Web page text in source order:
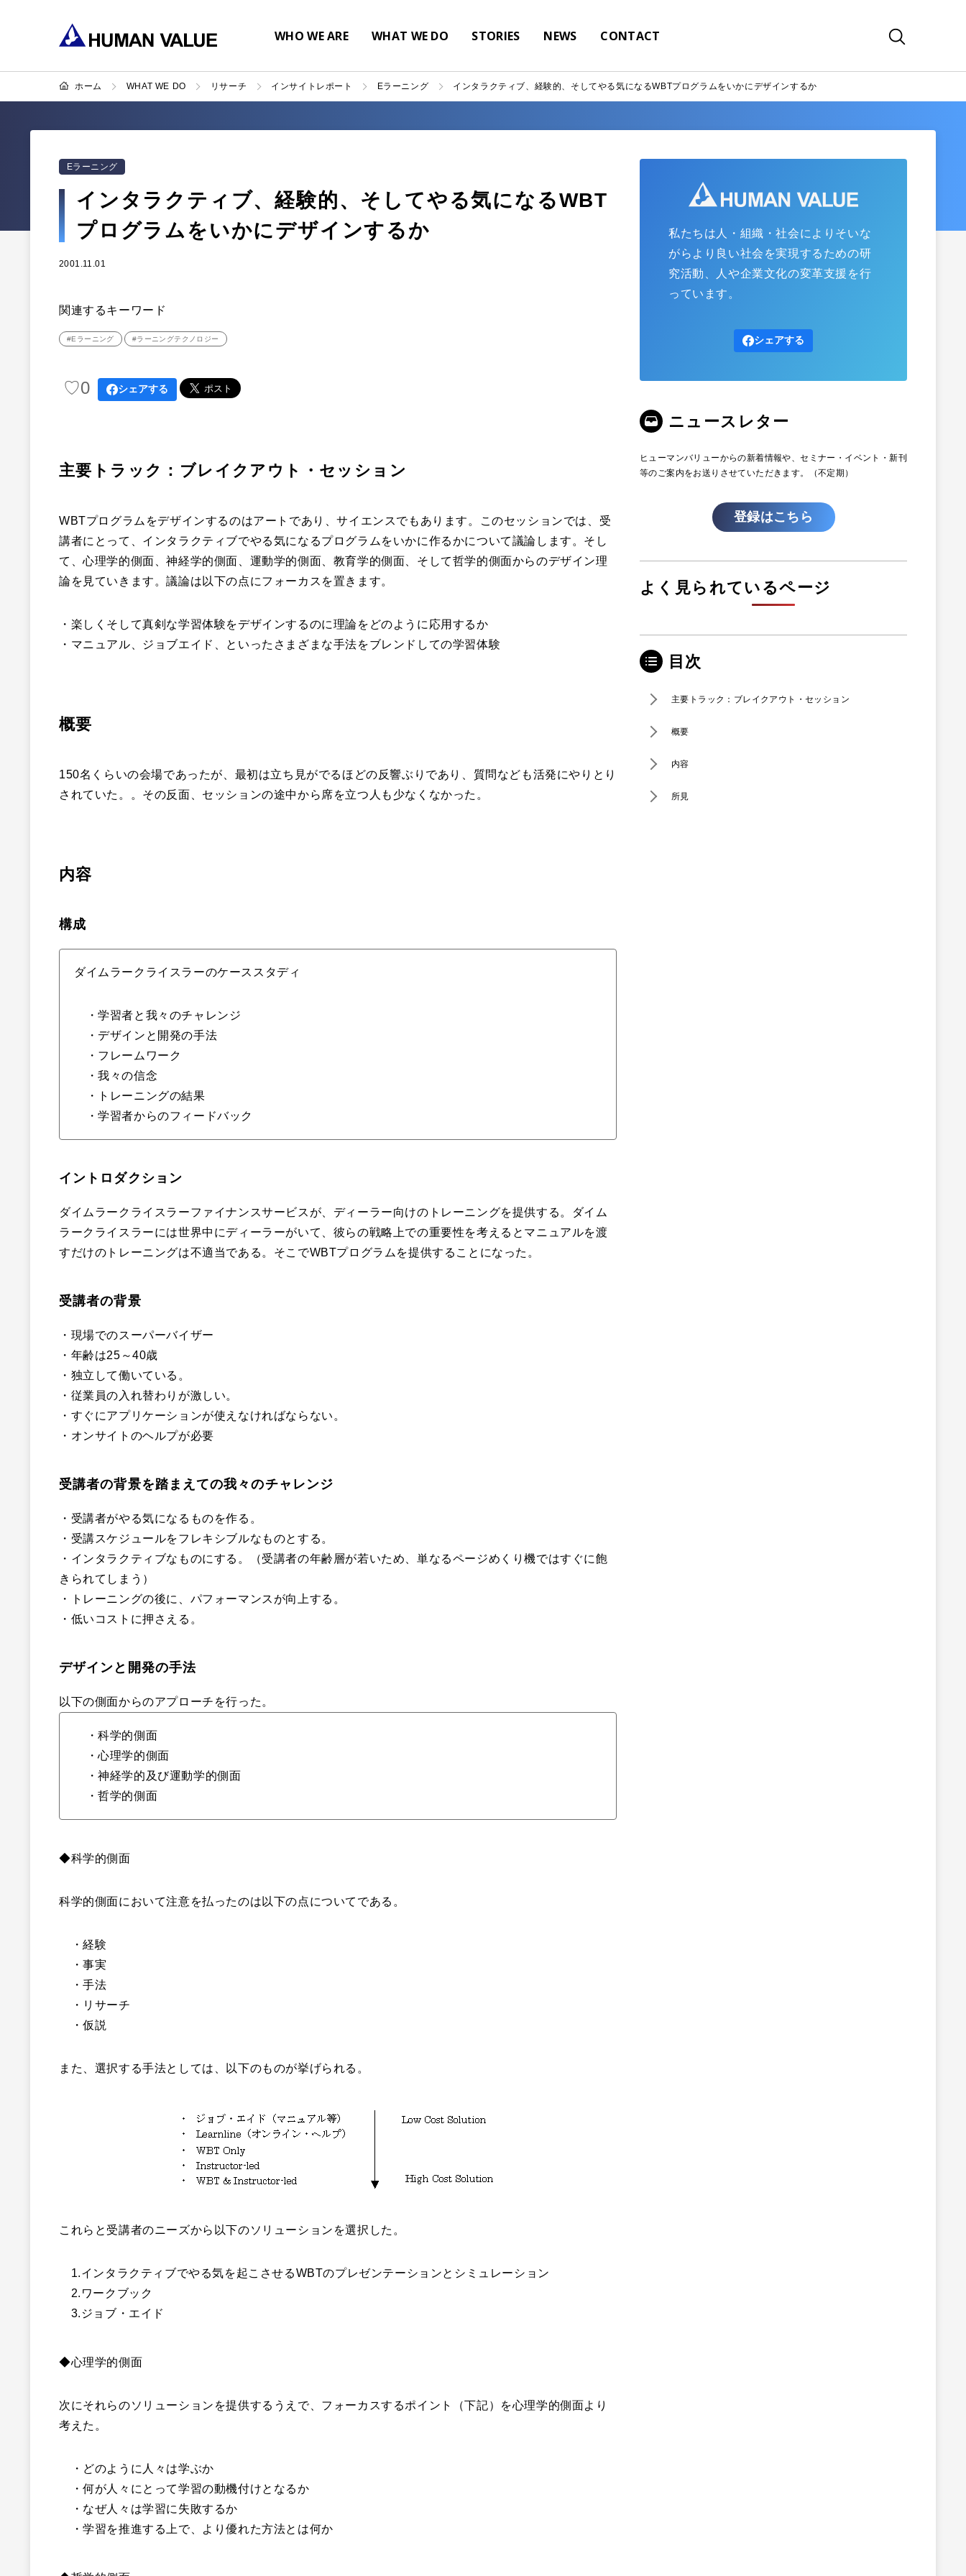
WHO WE ARE WHAT WE DO STORIES NEWS CONTACT
ホーム WHAT WE DO リサーチ インサイトレポート Eラーニング インタラクティブ、経験的、そしてやる気になるWBTプログラムをいかにデザインするか
Eラーニング
インタラクティブ、経験的、そしてやる気になるWBT
プログラムをいかにデザインするか
2001.11.01
関連するキーワード
#Eラーニング #ラーニングテクノロジー
♡0 シェアする
主要トラック：ブレイクアウト・セッション
WBTプログラムをデザインするのはアートであり、サイエンスでもあります。このセッションでは、受
講者にとって、インタラクティブでやる気になるプログラムをいかに作るかについて議論します。そし
て、心理学的側面、神経学的側面、運動学的側面、教育学的側面、そして哲学的側面からのデザイン理
論を見ていきます。議論は以下の点にフォーカスを置きます。
・楽しくそして真剣な学習体験をデザインするのに理論をどのように応用するか
・マニュアル、ジョブエイド、といったさまざまな手法をブレンドしての学習体験
概要
150名くらいの会場であったが、最初は立ち見がでるほどの反響ぶりであり、質問なども活発にやりとり
されていた。。その反面、セッションの途中から席を立つ人も少なくなかった。
内容
構成
ダイムラークライスラーのケーススタディ
・学習者と我々のチャレンジ
・デザインと開発の手法
・フレームワーク
・我々の信念
・トレーニングの結果
・学習者からのフィードバック
イントロダクション
ダイムラークライスラーファイナンスサービスが、ディーラー向けのトレーニングを提供する。ダイム
ラークライスラーには世界中にディーラーがいて、彼らの戦略上での重要性を考えるとマニュアルを渡
すだけのトレーニングは不適当である。そこでWBTプログラムを提供することになった。
受講者の背景
・現場でのスーパーバイザー
・年齢は25～40歳
・独立して働いている。
・従業員の入れ替わりが激しい。
・すぐにアプリケーションが使えなければならない。
・オンサイトのヘルプが必要
受講者の背景を踏まえての我々のチャレンジ
・受講者がやる気になるものを作る。
・受講スケジュールをフレキシブルなものとする。
・インタラクティブなものにする。（受講者の年齢層が若いため、単なるページめくり機ではすぐに飽
きられてしまう）
・トレーニングの後に、パフォーマンスが向上する。
・低いコストに押さえる。
デザインと開発の手法
以下の側面からのアプローチを行った。
・科学的側面
・心理学的側面
・神経学的及び運動学的側面
・哲学的側面
◆科学的側面
科学的側面において注意を払ったのは以下の点についてである。
・経験
・事実
・手法
・リサーチ
・仮説
また、選択する手法としては、以下のものが挙げられる。
これらと受講者のニーズから以下のソリューションを選択した。
1.インタラクティブでやる気を起こさせるWBTのプレゼンテーションとシミュレーション
2.ワークブック
3.ジョブ・エイド
◆心理学的側面
次にそれらのソリューションを提供するうえで、フォーカスするポイント（下記）を心理学的側面より
考えた。
・どのように人々は学ぶか
・何が人々にとって学習の動機付けとなるか
・なぜ人々は学習に失敗するか
・学習を推進する上で、より優れた方法とは何か
私たちは人・組織・社会によりそいな
がらより良い社会を実現するための研
究活動、人や企業文化の変革支援を行
っています。
シェアする
ニュースレター
ヒューマンバリューからの新着情報や、セミナー・イベント・新刊
等のご案内をお送りさせていただきます。（不定期）
登録はこちら
よく見られているページ
目次
主要トラック：ブレイクアウト・セッション
概要
内容
所見